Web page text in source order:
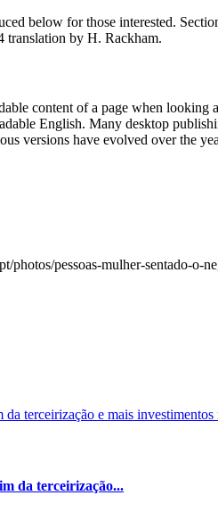
below for those interested.
translation by H. Rackham.
content of a page when
English. Many desktop
versions have evolved over the
photos/pessoas-mulher-sentado-o-
da terceirização...